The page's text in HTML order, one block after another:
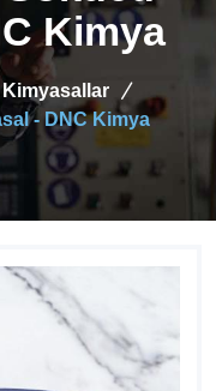
Kimya
- DNC Kimya